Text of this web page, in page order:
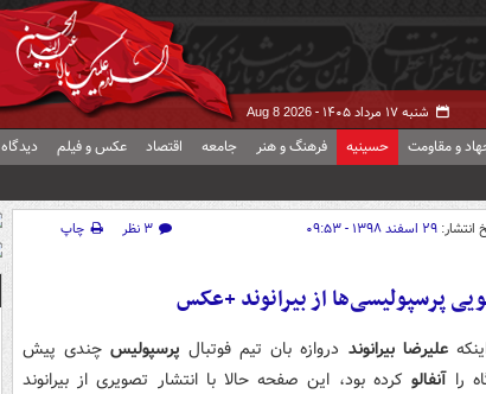
شنبه ۱۷ مرداد ۱۴۰۵ - Aug 8 2026
و مقاومت حسینیه فرهنگ و هنر جامعه اقتصاد عکس و فیلم دیدگاه
انتشار: ۲۹ اسفند ۱۳۹۸ - ۰۹:۵۳ ۳ نظر
چاپ
پرسپولیسی‌ها از بیرانوند +عکس
علیرضا بیرانوند دروازه بان تیم فوتبال پرسپولیس چندی پیش
را آنفالو کرده بود، این صفحه حالا با انتشار تصویری از بیرانوند